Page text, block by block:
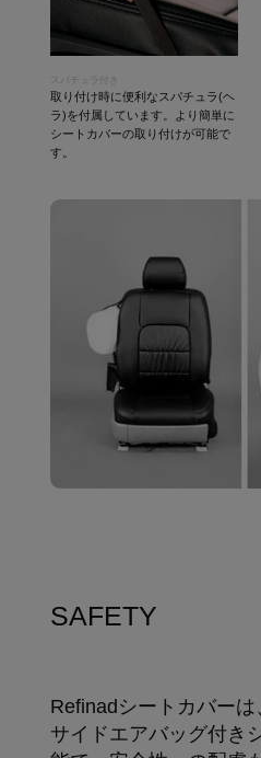
スパチュラ付き
取り付け時に便利なスパチュラ(ヘ
ラ)を付属しています。より簡単に
シートカバーの取り付けが可能で
す。
SAFETY
Refinadシートカバー
サイドエアバッグ付き